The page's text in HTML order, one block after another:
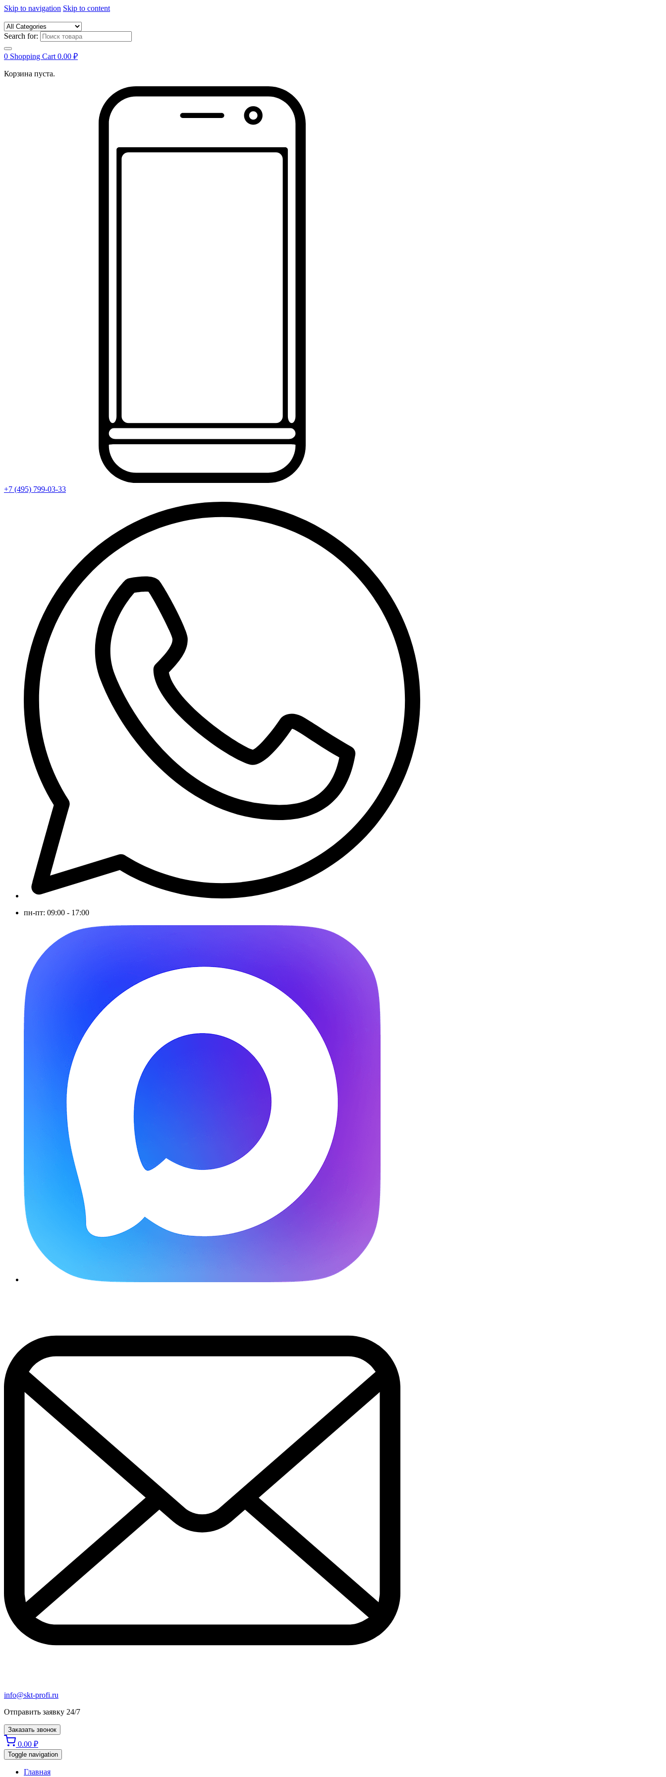
Skip to navigation Skip to content
Search for:
0 Shopping Cart 0.00 ₽
Корзина пуста.
+7 (495) 799-03-33
пн-пт: 09:00 - 17:00
info@skt-profi.ru
Отправить заявку 24/7
Заказать звонок
0.00 ₽
Toggle navigation
Главная